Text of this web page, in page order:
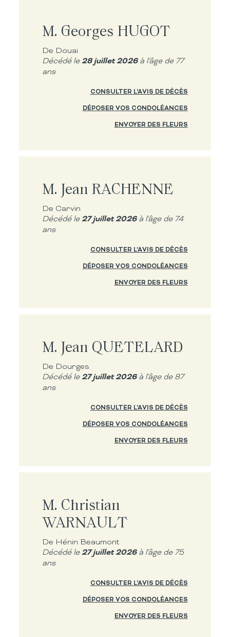
M. Georges HUGOT
De Douai
Décédé le28 juillet 2026à l'âge de 77
ans
CONSULTER L'AVIS DE DÉCÈS
DÉPOSER VOS CONDOLÉANCES
ENVOYER DES FLEURS
M. Jean RACHENNE
De Carvin
Décédé le27 juillet 2026à l'âge de 74
ans
CONSULTER L'AVIS DE DÉCÈS
DÉPOSER VOS CONDOLÉANCES
ENVOYER DES FLEURS
M. Jean QUETELARD
De Dourges
Décédé le27 juillet 2026à l'âge de 87
ans
CONSULTER L'AVIS DE DÉCÈS
DÉPOSER VOS CONDOLÉANCES
ENVOYER DES FLEURS
M. Christian
WARNAULT
De Hénin Beaumont
Décédé le27 juillet 2026à l'âge de 75
ans
CONSULTER L'AVIS DE DÉCÈS
DÉPOSER VOS CONDOLÉANCES
ENVOYER DES FLEURS